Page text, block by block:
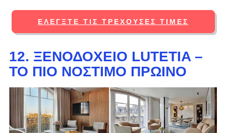
ΕΛΈΓΞΤΕ ΤΙΣ ΤΡΈΧΟΥΣΕΣ ΤΙΜΈΣ
12. ΞΕΝΟΔΟΧΕΊΟ LUTETIA –
ΤΟ ΠΙΟ ΝΌΣΤΙΜΟ ΠΡΩΙΝΌ